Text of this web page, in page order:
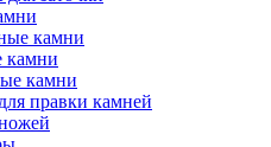
камни
камни
камни
правки камней